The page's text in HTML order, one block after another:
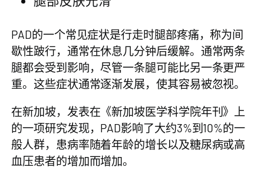
PAD的一个常见症状是行走时腿部疼痛，称为间
歇性跛行，通常在休息几分钟后缓解。通常两条
腿都会受到影响，尽管一条腿可能比另一条更严
重。这些症状通常逐渐发展，使其容易被忽视。
在新加坡，发表在《新加坡医学科学院年刊》上
的一项研究发现，PAD影响了大约3%到10%的一
般人群，患病率随着年龄的增长以及糖尿病或高
血压患者的增加而增加。